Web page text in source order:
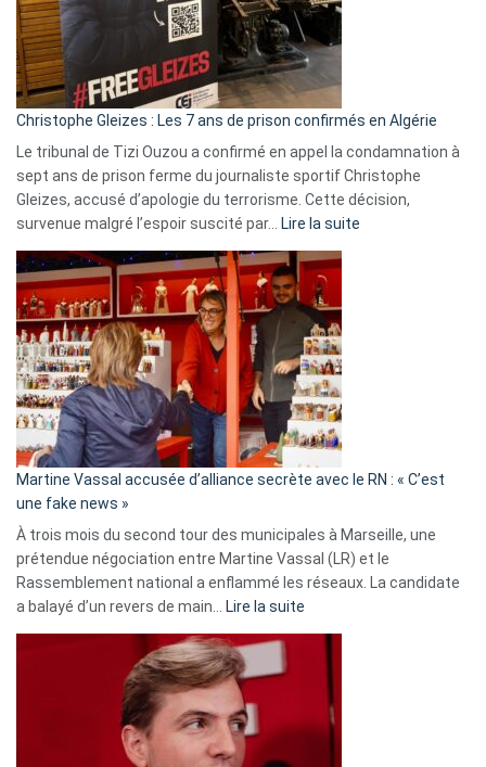
rejettent
la
présence
d’Israël
Christophe Gleizes : Les 7 ans de prison confirmés en Algérie
Le tribunal de Tizi Ouzou a confirmé en appel la condamnation à
sept ans de prison ferme du journaliste sportif Christophe
Gleizes, accusé d’apologie du terrorisme. Cette décision,
survenue malgré l’espoir suscité par…
Lire la suite
Algérie
Martine Vassal accusée d’alliance secrète avec le RN : « C’est
une fake news »
À trois mois du second tour des municipales à Marseille, une
prétendue négociation entre Martine Vassal (LR) et le
Rassemblement national a enflammé les réseaux. La candidate
a balayé d’un revers de main…
Lire la suite
d’alliance
secrète